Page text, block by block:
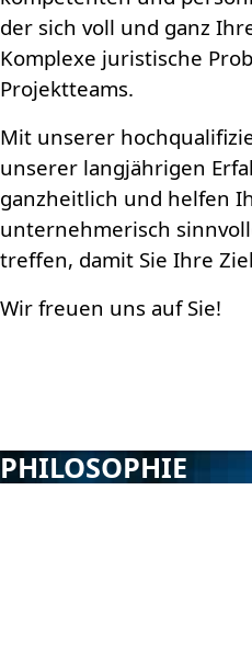
der sich voll und ganz
Komplexe juristische
Projektteams.
Mit unserer
unserer langjährigen
ganzheitlich und helfen
unternehmerisch
treffen, damit Sie Ihre
Wir freuen uns auf Sie!
PHILOSOPHIE